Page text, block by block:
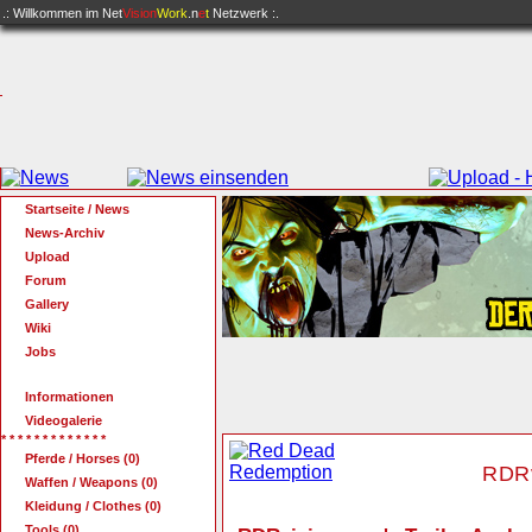
.: Willkommen im NetVisionWork .netNetzwerk :.
Startseite / News
News-Archiv
Upload
Forum
Gallery
Wiki
Jobs
Informationen
Videogalerie
* * * * * * * * * * * * *
Pferde / Horses (0)
Waffen / Weapons (0)
Kleidung / Clothes (0)